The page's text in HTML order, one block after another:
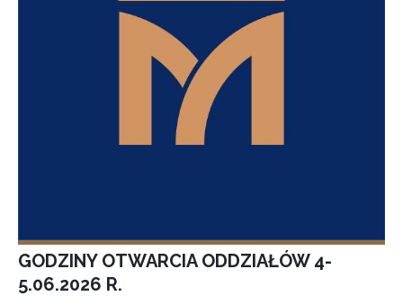
GODZINY OTWARCIA ODDZIAŁÓW 4-
5.06.2026 R.